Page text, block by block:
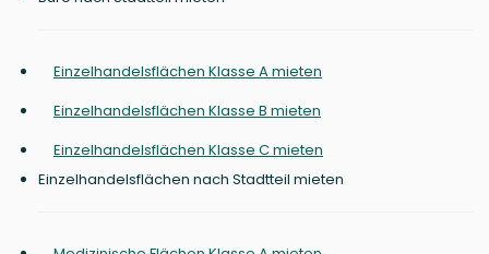
Einzelhandelsflächen Klasse A mieten
Einzelhandelsflächen Klasse B mieten
Einzelhandelsflächen Klasse C mieten
Einzelhandelsflächen nach Stadtteil mieten